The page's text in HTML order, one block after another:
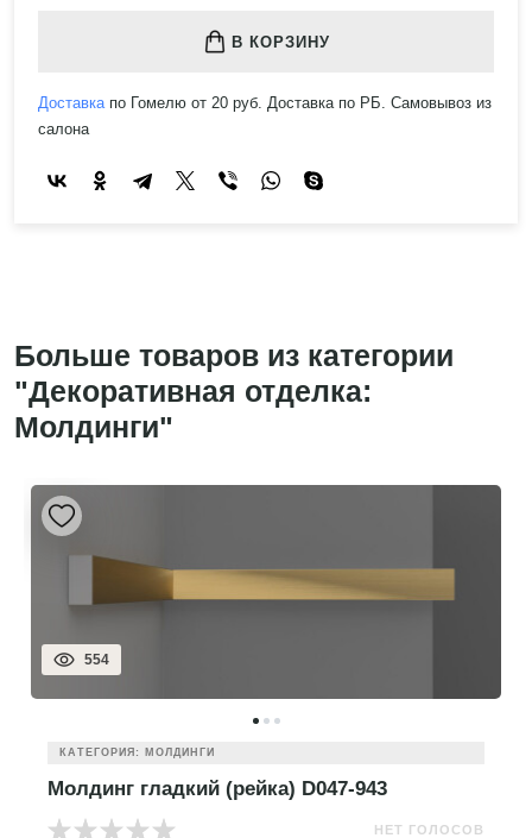
В КОРЗИНУ
Доставкапо Гомелю от 20 руб. Доставка по РБ. Самовывоз из
салона
Больше товаров из категории
"Декоративная отделка:
Молдинги"
554
КАТЕГОРИЯ: МОЛДИНГИ
Молдинг гладкий (рейка) D047-943
НЕТ ГОЛОСОВ